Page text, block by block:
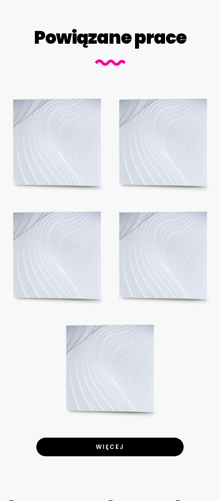
Powiązane prace
WIĘCEJ